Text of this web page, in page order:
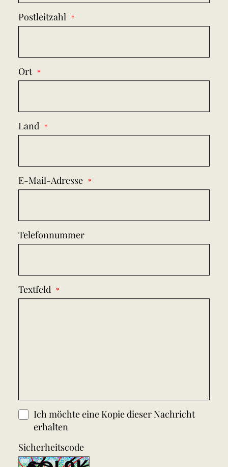
Postleitzahl
Ort
Land
E-Mail-Adresse
Telefonnummer
Textfeld
Ich möchte eine Kopie dieser Nachricht
erhalten
Sicherheitscode